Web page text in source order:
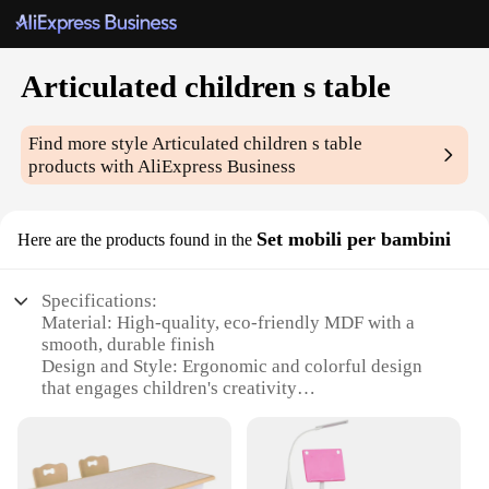
Articulated children s table
Find more styleArticulated children s table
products with AliExpress Business
Here are the products found in the Set mobili per bambini
Specifications:
Material: High-quality, eco-friendly MDF with a
smooth, durable finish
Design and Style: Ergonomic and colorful design
that engages children's creativity
activities, art projects, and mealtime
Performance and Property: Sturdy construction with
a stable base to prevent tipping